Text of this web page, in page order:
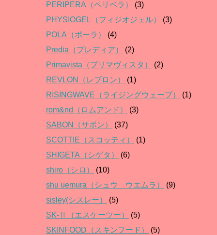
PERIPERA（ペリペラ）
(3)
PHYSIOGEL（フィジオジェル）
(3)
POLA（ポーラ）
(4)
Predia（プレディア）
(2)
Primavista（プリマヴィスタ）
(2)
REVLON（レブロン）
(1)
RISINGWAVE（ライジングウェーブ）
(1)
rom&nd（ロムアンド）
(3)
SABON（サボン）
(37)
SCOTTIE（スコッティ）
(1)
SHIGETA（シゲタ）
(6)
shiro（シロ）
(10)
shu uemura（シュウ ウエムラ）
(9)
sisley(シスレー）
(5)
SK-Ⅱ（エスケーツー）
(5)
SKINFOOD（スキンフード）
(5)